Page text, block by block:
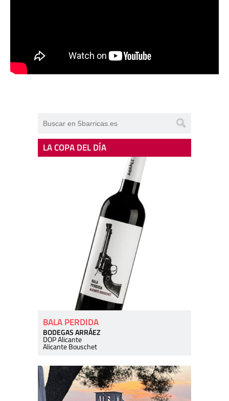
LA COPA DEL DÍA
BALA PERDIDA
BODEGAS ARRÁEZ
DOP Alicante
Alicante Bouschet